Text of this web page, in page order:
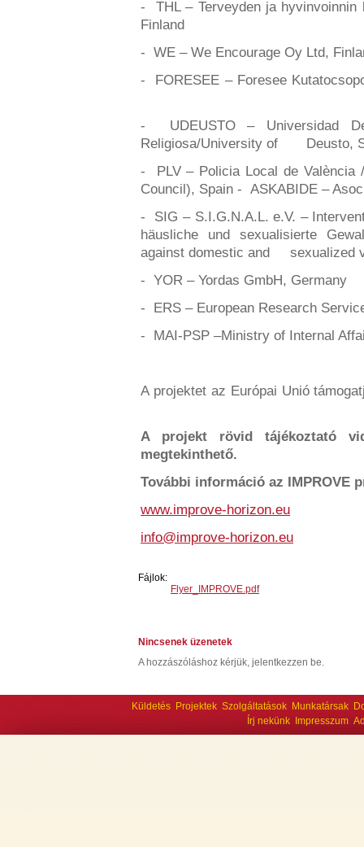
- THL – Terveyden ja
Finland
- WE – We Encourage Oy Ltd,
- FORESEE – Foresee
- UDEUSTO – Universidad
Religiosa/University of
Deusto,
- PLV – Policia Local de València
Council), Spain - ASKABIDE –
- SIG – S.I.G.N.A.L. e.V. –
häusliche und sexualisierte
against domestic and sexualized
- YOR – Yordas GmbH, Germany
- ERS – European Research
- MAI-PSP –Ministry of Internal
A projektet az Európai Unió
A projekt rövid tájékoztató
megtekinthető.
További információ az IMPROVE
www.improve-horizon.eu
info@improve-horizon.eu
Fájlok:
Flyer_IMPROVE.pdf
Nincsenek üzenetek
A hozzászóláshoz kérjük, jelentkezzen be.
Küldetés Projektek Szolgáltatások Munkatársak
Írj nekünk
Impresszum